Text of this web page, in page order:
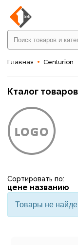
Главная Centurion
Кталог
Сортировать по:
цене названию
Товары не